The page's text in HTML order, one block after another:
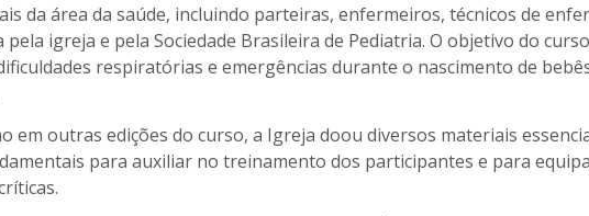
da área da saúde, incluindo parteiras, enfermeiros, técnicos de
pela igreja e pela Sociedade Brasileira de Pediatria. O objetivo do
respiratórias e emergências durante o nascimento de
em outras edições do curso, a Igreja doou diversos materiais
para auxiliar no treinamento dos participantes e para